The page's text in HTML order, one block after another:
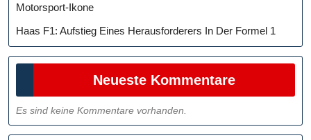
Motorsport-Ikone
Haas F1: Aufstieg Eines Herausforderers In Der Formel 1
Neueste Kommentare
Es sind keine Kommentare vorhanden.